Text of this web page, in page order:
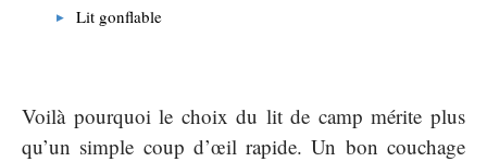
Lit gonflable
Voilà pourquoi le choix du lit de camp mérite plus
qu’un simple coup d’œil rapide. Un bon couchage